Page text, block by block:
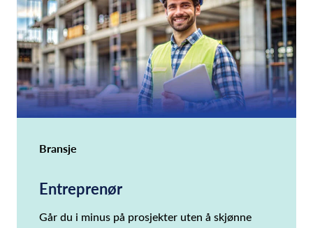
Bransje
Entreprenør
Går du i minus på prosjekter uten å skjønne